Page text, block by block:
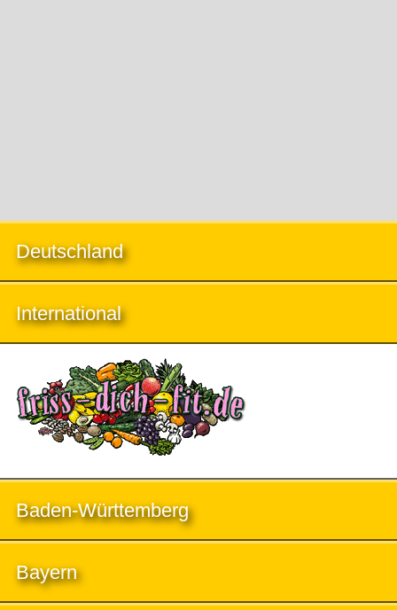
Deutschland
International
Baden-Württemberg
Bayern